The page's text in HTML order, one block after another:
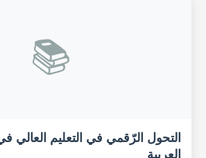
📚
التحول الرّقمي في التعليم العالي
العربية